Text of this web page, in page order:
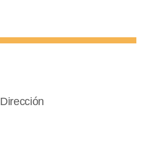
Dirección